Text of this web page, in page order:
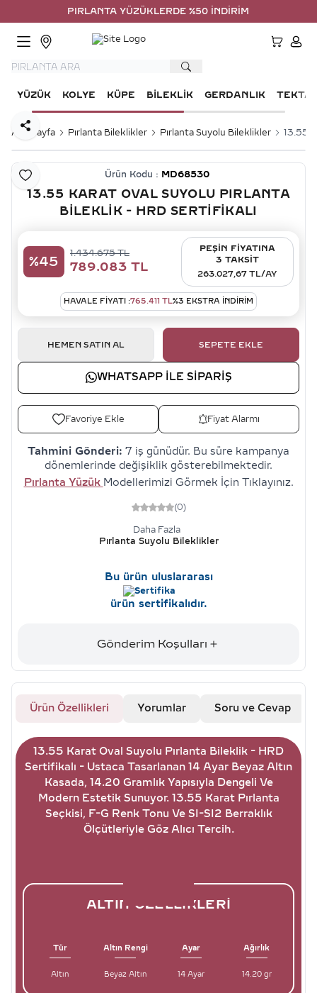
PIRLANTA YÜZÜKLERDE %50 İNDİRİM
YÜZÜK KOLYE KÜPE BILEKLIK GERDANLIK TEKTAŞ
Ana Sayfa Pırlanta Bileklikler Pırlanta Suyolu Bileklikler 13.55
Favoriye Ekle
Paylaş
Ürün Kodu : MD68530
13.55 KARAT OVAL SUYOLU PIRLANTA
BILEKLIK - HRD SERTIFIKALI
%45
1.434.675TL
789.083 TL
PEŞİN FİYATINA
3 TAKSİT
263.027,67 TL/AY
HAVALE FIYATI :765.411 TL%3 EKSTRA İNDİRİM
HEMEN SATIN AL SEPETE EKLE
WHATSAPP ILE SIPARIŞ
Favoriye Ekle Fiyat Alarmı
Tahmini Gönderi: 7 iş günüdür. Bu süre kampanya
dönemlerinde değişiklik gösterebilmektedir.
Pırlanta Yüzük Modellerimizi Görmek İçin Tıklayınız.
(0)
Daha Fazla
Pırlanta Suyolu Bileklikler
Bu ürün uluslararası
ürün sertifikalıdır.
Gönderim Koşulları
Ürün Özellikleri Yorumlar Soru ve Cevap
13.55 Karat Oval Suyolu Pırlanta Bileklik - HRD
Sertifikalı - Ustaca Tasarlanan 14 Ayar Beyaz Altın
Kasada, 14.20 Gramlık Yapısıyla Dengeli Ve
Modern Estetik Sunuyor. 13.55 Karat Pırlanta
Seçkisi, F-G Renk Tonu Ve SI-SI2 Berraklık
Ölçütleriyle Göz Alıcı Tercih.
ALTIN ÖZELLIKLERI
Tür Altın Rengi Ayar Ağırlık
Altın Beyaz Altın 14 Ayar 14.20 gr